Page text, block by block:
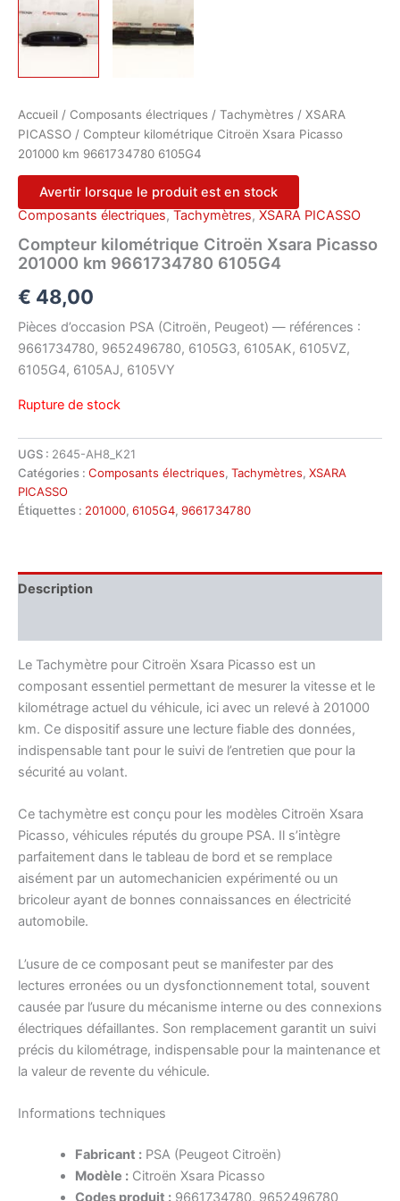
Accueil / Composants électriques / Tachymètres / XSARA
PICASSO / Compteur kilométrique Citroën Xsara Picasso
201000 km 9661734780 6105G4
Avertir lorsque le produit est en stock
Composants électriques, Tachymètres, XSARA PICASSO
Compteur kilométrique Citroën Xsara Picasso
201000 km 9661734780 6105G4
€ 48,00
Pièces d’occasion PSA (Citroën, Peugeot) — références :
9661734780, 9652496780, 6105G3, 6105AK, 6105VZ,
6105G4, 6105AJ, 6105VY
Rupture de stock
UGS : 2645-AH8_K21
Catégories : Composants électriques, Tachymètres, XSARA
PICASSO
Étiquettes : 201000, 6105G4, 9661734780
Description
Le Tachymètre pour Citroën Xsara Picasso est un
composant essentiel permettant de mesurer la vitesse et le
kilométrage actuel du véhicule, ici avec un relevé à 201000
km. Ce dispositif assure une lecture fiable des données,
indispensable tant pour le suivi de l’entretien que pour la
sécurité au volant.
Ce tachymètre est conçu pour les modèles Citroën Xsara
Picasso, véhicules réputés du groupe PSA. Il s’intègre
parfaitement dans le tableau de bord et se remplace
aisément par un automechanicien expérimenté ou un
bricoleur ayant de bonnes connaissances en électricité
automobile.
L’usure de ce composant peut se manifester par des
lectures erronées ou un dysfonctionnement total, souvent
causée par l’usure du mécanisme interne ou des connexions
électriques défaillantes. Son remplacement garantit un suivi
précis du kilométrage, indispensable pour la maintenance et
la valeur de revente du véhicule.
Informations techniques
Fabricant :PSA (Peugeot Citroën)
Modèle :Citroën Xsara Picasso
Codes produit :9661734780, 9652496780